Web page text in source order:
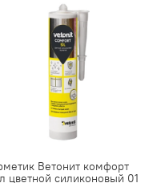
Ветонит комфорт
цветной силиконовый 01